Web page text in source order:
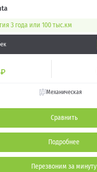
3 года или 100 тыс.км
₽
Механическая
Сравнить
Подробнее
Перезвоним за минуту